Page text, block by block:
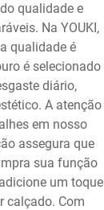
qualidade e
Na YOUKI,
qualidade é
é selecionado
diário,
A atenção
em nosso
assegura que
sua função
um toque
calçado. Com